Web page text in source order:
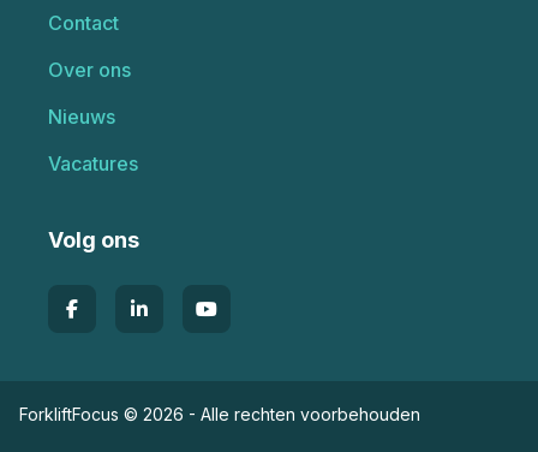
Contact
Over ons
Nieuws
Vacatures
Volg ons
ForkliftFocus © 2026 - Alle rechten voorbehouden